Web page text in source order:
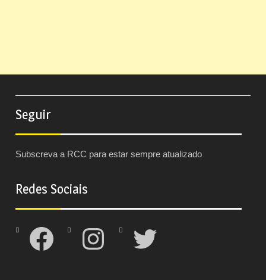
Seguir
Subscreva a RCC para estar sempre atualizado
Redes Sociais
Facebook Instagram Twitter